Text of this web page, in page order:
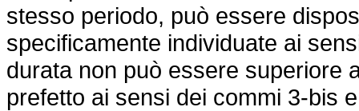
stesso periodo, può essere
specificamente individuate ai
durata non può essere superiore
prefetto ai sensi dei commi 3-bis